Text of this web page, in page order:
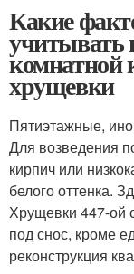
Какие
учитывать
комнатной
хрущевки
Пятиэтажные,
Для возведения
кирпич или
белого оттенка.
Хрущевки 447-ой
под снос, кроме
реконструкция